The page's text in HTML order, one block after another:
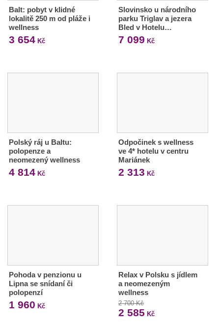
Balt: pobyt v klidné
lokalitě 250 m od pláže i
wellness
3 654 Kč
Slovinsko u národního
parku Triglav a jezera
Bled v Hotelu…
7 099 Kč
Polský ráj u Baltu:
polopenze a
neomezený wellness
4 814 Kč
Odpočinek s wellness
ve 4* hotelu v centru
Mariánek
2 313 Kč
Pohoda v penzionu u
Lipna se snídaní či
polopenzí
1 960 Kč
Relax v Polsku s jídlem
a neomezeným
wellness
2 700 Kč
2 585 Kč